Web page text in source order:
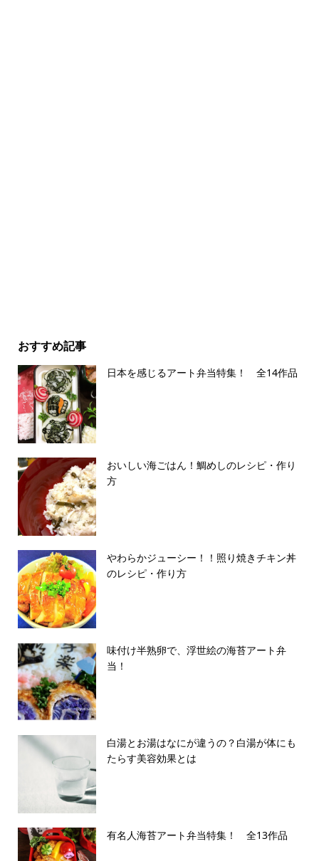
おすすめ記事
日本を感じるアート弁当特集！ 全14作品
おいしい海ごはん！鯛めしのレシピ・作り
方
やわらかジューシー！！照り焼きチキン丼
のレシピ・作り方
味付け半熟卵で、浮世絵の海苔アート弁
当！
白湯とお湯はなにが違うの？白湯が体にも
たらす美容効果とは
有名人海苔アート弁当特集！ 全13作品